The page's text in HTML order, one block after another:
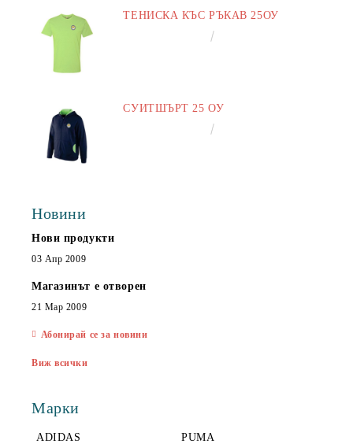
ТЕНИСКА КЪС РЪКАВ 25ОУ
СУИТШЪРТ 25 ОУ
Новини
Нови продукти
03 Апр 2009
Магазинът е отворен
21 Мар 2009
Абонирай се за новини
Виж всички
Марки
ADIDAS PUMA